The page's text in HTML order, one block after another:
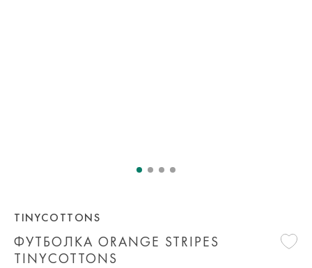
ФУТБОЛКА ORANGE STRIPES
TINYCOTTONS
TINYCOTTONS